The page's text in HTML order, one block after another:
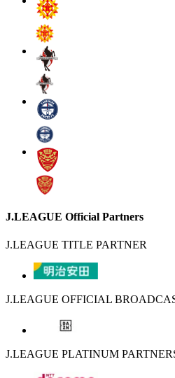
J.LEAGUE Official Partners
J.LEAGUE TITLE PARTNER
J.LEAGUE OFFICIAL
J.LEAGUE PLATINUM